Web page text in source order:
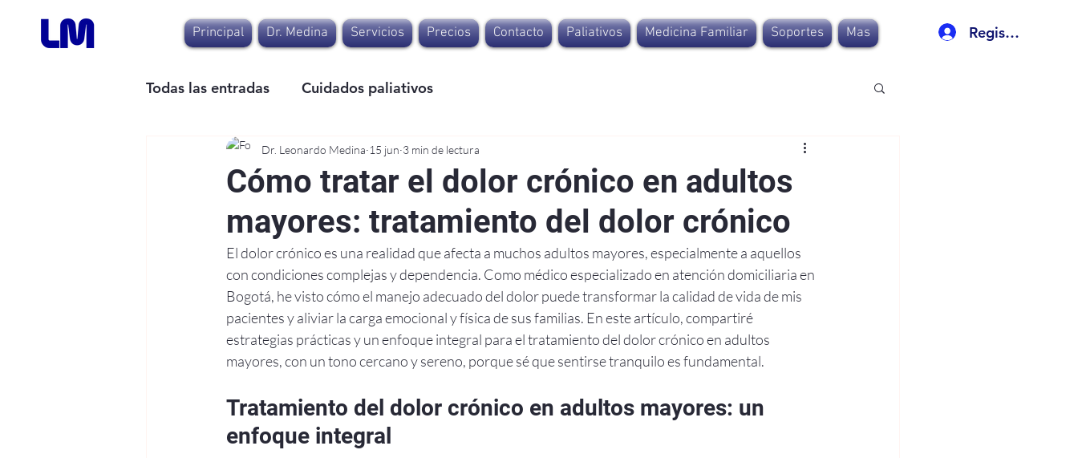
Registro
Principal Dr. Medina Servicios Precios Contacto Paliativos Medicina Familiar Soportes Mas
Todas las entradas Cuidados paliativos
Cómo tratar el dolor crónico en adultos
mayores: tratamiento del dolor crónico
Dr. Leonardo Medina 15 jun 3 min de lectura
El dolor crónico es una realidad que afecta a muchos adultos mayores, especialmente a aquellos
con condiciones complejas y dependencia. Como médico especializado en atención domiciliaria en
Bogotá, he visto cómo el manejo adecuado del dolor puede transformar la calidad de vida de mis
pacientes y aliviar la carga emocional y física de sus familias. En este artículo, compartiré
estrategias prácticas y un enfoque integral para el tratamiento del dolor crónico en adultos
mayores, con un tono cercano y sereno, porque sé que sentirse tranquilo es fundamental.
Tratamiento del dolor crónico en adultos mayores: un
enfoque integral